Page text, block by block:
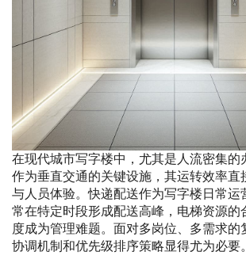
在现代城市写字楼中，尤其是人流密集的
作为垂直交通的关键设施，其运转效率直
与人员体验。快递配送作为写字楼日常运
常在特定时段形成配送高峰，电梯资源的
度成为管理难题。面对多岗位、多需求的
协调机制和优先级排序策略显得尤为必要。